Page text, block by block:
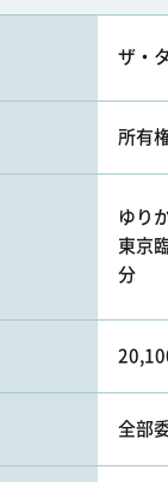
ザ・
所有
ゆり
東京
分
全部